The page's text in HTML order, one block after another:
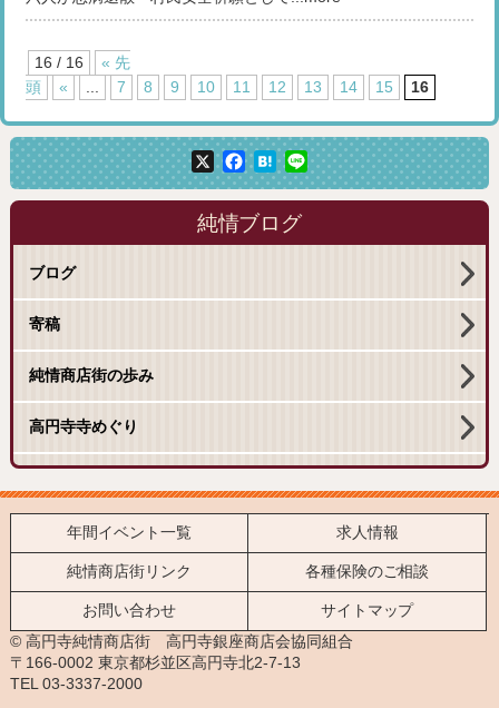
16 / 16
« 先
頭
« ... 7 8 9 10 11 12 13 14 15 16
X Facebook
Hatena
Line
純情ブログ
ブログ
寄稿
純情商店街の歩み
高円寺寺めぐり
年間イベント一覧 求人情報
純情商店街リンク 各種保険のご相談
お問い合わせ
サイトマップ
© 高円寺純情商店街 高円寺銀座商店会協同組合
〒166-0002 東京都杉並区高円寺北2-7-13
TEL 03-3337-2000